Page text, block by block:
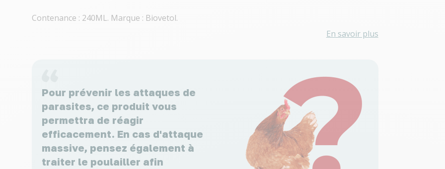
Contenance : 240ML. Marque : Biovetol.
En savoir plus
Pour prévenir les attaques de
parasites, ce produit vous
permettra de réagir
efficacement. En cas d'attaque
massive, pensez également à
traiter le poulailler afin